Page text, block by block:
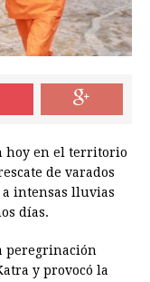
hoy en el territorio
de varados
intensas lluvias
días.
peregrinación
y provocó la